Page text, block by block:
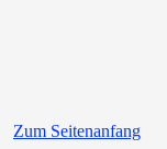
Zum Seitenanfang